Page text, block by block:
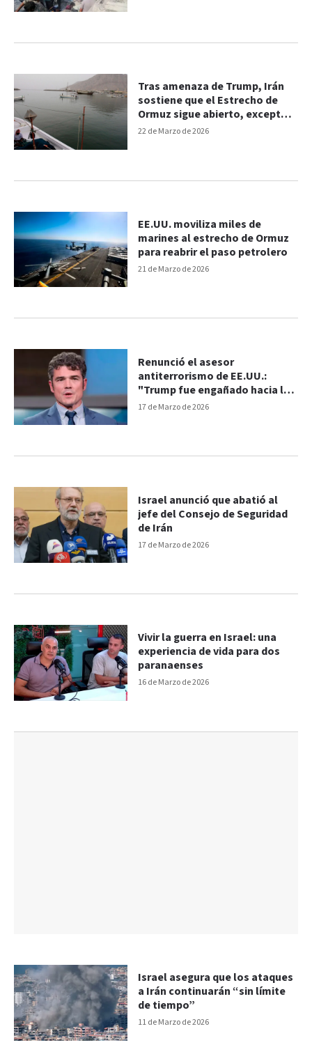
22 de Marzo de 2026
Tras amenaza de Trump, Irán
sostiene que el Estrecho de
Ormuz sigue abierto, excepto
para EE.UU. e Israel
21 de Marzo de 2026
EE.UU. moviliza miles de
marines al estrecho de Ormuz
para reabrir el paso petrolero
17 de Marzo de 2026
Renunció el asesor
antiterrorismo de EE.UU.:
"Trump fue engañado hacia la
guerra en Irán", dijo Kent
17 de Marzo de 2026
Israel anunció que abatió al
jefe del Consejo de Seguridad
de Irán
16 de Marzo de 2026
Vivir la guerra en Israel: una
experiencia de vida para dos
paranaenses
11 de Marzo de 2026
Israel asegura que los ataques
a Irán continuarán “sin límite
de tiempo”